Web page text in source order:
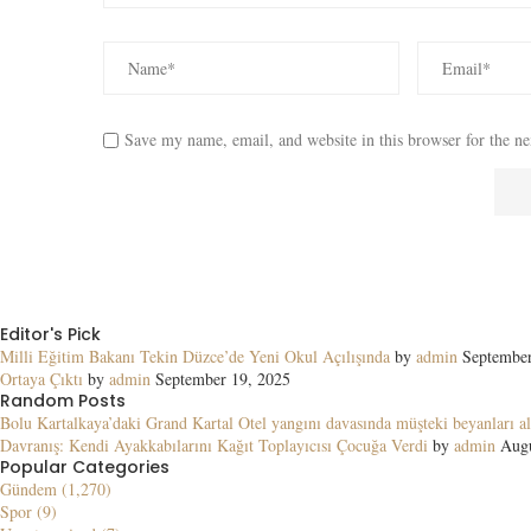
Save my name, email, and website in this browser for the
Editor's Pick
Milli Eğitim Bakanı Tekin Düzce’de Yeni Okul Açılışında by admin
Ortaya Çıktı by admin September 19, 2025
Random Posts
Bolu Kartalkaya’daki Grand Kartal Otel yangını davasında müşteki beyanları
Davranış: Kendi Ayakkabılarını Kağıt Toplayıcısı Çocuğa Verdi by admin
Popular Categories
Gündem (1,270)
Spor (9)